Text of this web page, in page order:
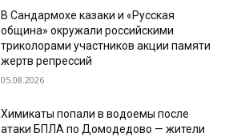
В Сандармохе казаки и «Русская
община» окружали российскими
триколорами участников акции памяти
жертв репрессий
05.08.2026
Химикаты попали в водоемы после
атаки БПЛА по Домодедово — жители